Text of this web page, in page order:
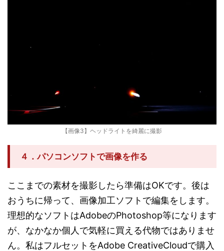
【画像3】ヘッドライトを綺麗に撮影
４．パソコンソフトで画像を作る
ここまでの素材を撮影したら準備はOKです。後は
おうちに帰って、画像加工ソフトで編集をします。
理想的なソフトはAdobeのPhotoshop等になります
が、なかなか個人で気軽に買える代物ではありませ
ん。私はフルセットをAdobe CreativeCloudで購入